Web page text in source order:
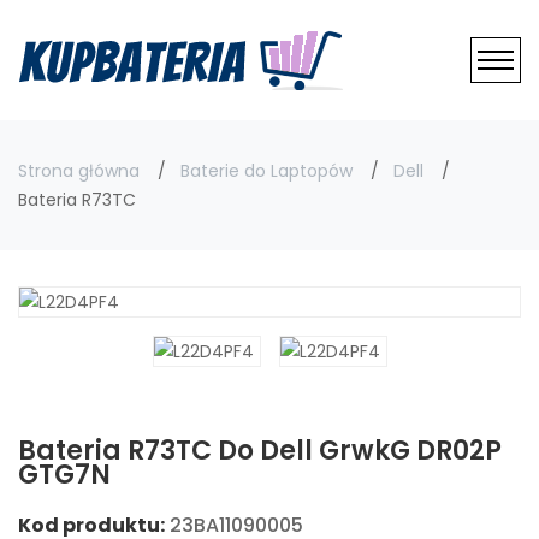
Strona główna Baterie do Laptopów
Dell
Bateria R73TC
Bateria R73TC Do Dell GrwkG DR02P
GTG7N
Kod produktu: 23BA11090005